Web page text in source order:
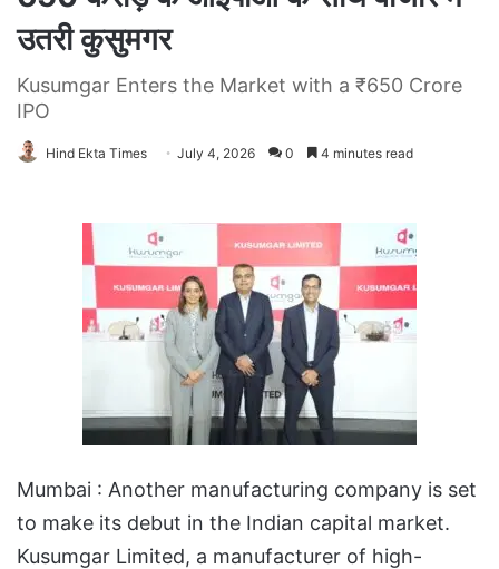
उतरी कुसुमगर
Kusumgar Enters the Market with a ₹650 Crore
IPO
Hind Ekta Times July 4, 2026 0 4 minutes read
Mumbai : Another manufacturing company is set
to make its debut in the Indian capital market.
Kusumgar Limited, a manufacturer of high-